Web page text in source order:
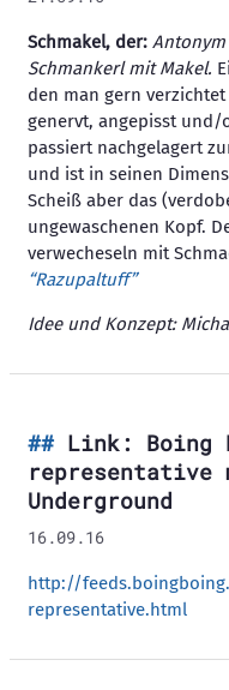
Schmakel, der:
Schmankerl mit Makel.
den man gern
genervt, angepisst und/
passiert nachgelagert
und ist in seinen
Scheiß aber das
ungewaschenen Kopf.
verwecheseln mit
“Razupaltuff”
Idee und Konzept:
Link: Boing
representative
Underground
16.09.16
http://
representative.html